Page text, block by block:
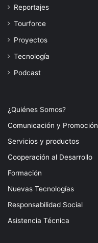
Reportajes
Tourforce
Proyectos
Tecnología
Podcast
¿Quiénes Somos?
Comunicación y Promoción
Servicios y productos
Cooperación al Desarrollo
Formación
Nuevas Tecnologías
Responsabilidad Social
Asistencia Técnica